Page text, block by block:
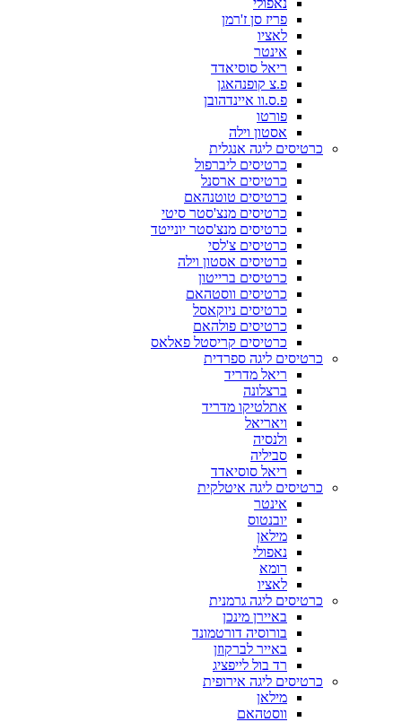
נאפולי
פריז סן ז'רמן
לאציו
אינטר
ריאל סוסיאדד
פ.צ קופנהאגן
פ.ס.וו איינדהובן
פורטו
אסטון וילה
כרטיסים ליגה אנגלית
כרטיסים ליברפול
כרטיסים ארסנל
כרטיסים טוטנהאם
כרטיסים מנצ'סטר סיטי
כרטיסים מנצ'סטר יונייטד
כרטיסים צ'לסי
כרטיסים אסטון וילה
כרטיסים ברייטון
כרטיסים ווסטהאם
כרטיסים ניוקאסל
כרטיסים פולהאם
כרטיסים קריסטל פאלאס
כרטיסים ליגה ספרדית
ריאל מדריד
ברצלונה
אתלטיקו מדריד
ויאריאל
ולנסיה
סביליה
ריאל סוסיאדד
כרטיסים ליגה איטלקית
אינטר
יובנטוס
מילאן
נאפולי
רומא
לאציו
כרטיסים ליגה גרמנית
באיירן מינכן
בורוסיה דורטמונד
באייר לברקוזן
רד בול לייפציג
כרטיסים ליגה אירופית
מילאן
ווסטהאם